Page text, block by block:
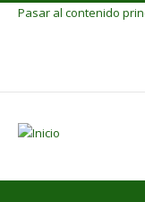
Pasar al contenido